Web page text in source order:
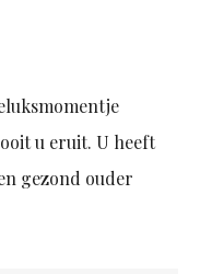
u eruit. U heeft
gezond ouder